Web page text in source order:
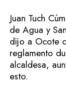
Juan Tuch
de Agua y
dijo a Ocote
reglamento
alcaldesa,
esto.